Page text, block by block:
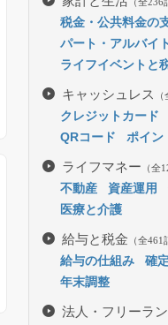
税金・公共料金の
パート・アルバイト
ライフイベントと
キャッシュレス
クレジットカード
QRコード
ポイン
ライフマネー （全
不動産 資産運用
医療と介護
給与と税金 （全461
給与の仕組み
確
年末調整
法人・フリーラン